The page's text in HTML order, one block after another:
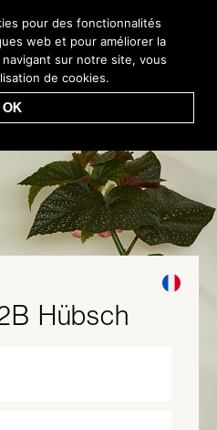
Hübsch
sales@hubsch-interior.com
pour des fonctionnalités
web et pour améliorer la
sur notre site, vous
de cookies.
OK